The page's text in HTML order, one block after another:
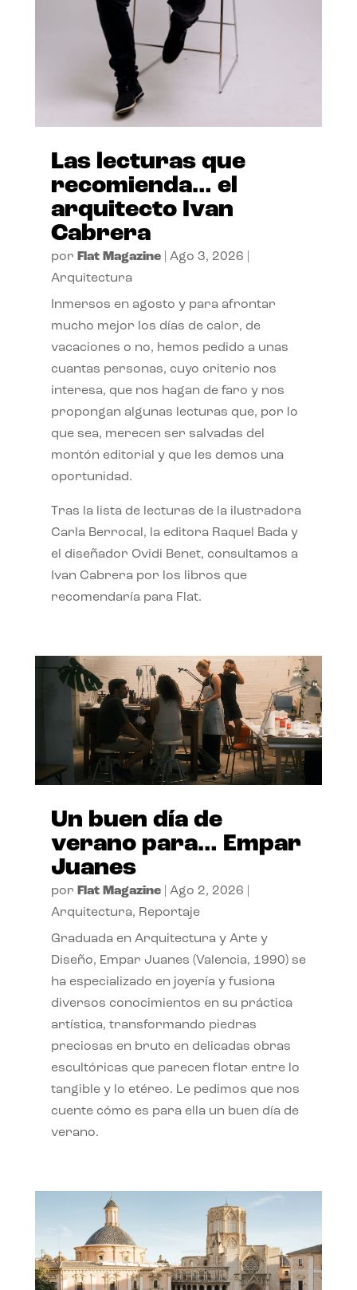
Las lecturas que
recomienda… el
arquitecto Ivan
Cabrera
por Flat Magazine| Ago 3, 2026
Arquitectura
Inmersos en agosto y para afrontar
mucho mejor los días de calor, de
vacaciones o no, hemos pedido a unas
cuantas personas, cuyo criterio nos
interesa, que nos hagan de faro y nos
propongan algunas lecturas que, por lo
que sea, merecen ser salvadas del
montón editorial y que les demos una
oportunidad.
Tras la lista de lecturas de la ilustradora
Carla Berrocal, la editora Raquel Bada y
el diseñador Ovidi Benet, consultamos a
Ivan Cabrera por los libros que
recomendaría para Flat.
Un buen día de
verano para… Empar
Juanes
por Flat Magazine| Ago 2, 2026
Arquitectura, Reportaje
Graduada en Arquitectura y Arte y
Diseño, Empar Juanes (Valencia, 1990) se
ha especializado en joyería y fusiona
diversos conocimientos en su práctica
artística, transformando piedras
preciosas en bruto en delicadas obras
escultóricas que parecen flotar entre lo
tangible y lo etéreo. Le pedimos que nos
cuente cómo es para ella un buen día de
verano.